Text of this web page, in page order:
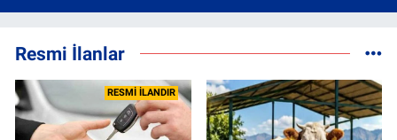
Resmi İlanlar
RESMİ İLANDIR